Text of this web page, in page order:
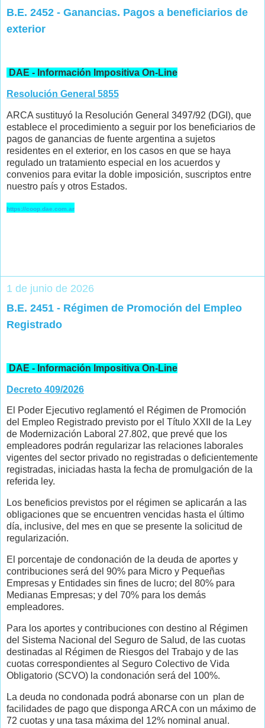
B.E. 2452 - Ganancias. Pagos a beneficiarios de
exterior
DAE - Información Impositiva On-Line
Resolución General 5855
ARCA sustituyó la Resolución General 3497/92 (DGI), que
establece el procedimiento a seguir por los beneficiarios de
pagos de ganancias de fuente argentina a sujetos
residentes en el exterior, en los casos en que se haya
regulado un tratamiento especial en los acuerdos y
convenios para evitar la doble imposición, suscriptos entre
nuestro país y otros Estados.
https://coop.dae.com.ar
1 de junio de 2026
B.E. 2451 - Régimen de Promoción del Empleo
Registrado
DAE - Información Impositiva On-Line
Decreto 409/2026
El Poder Ejecutivo reglamentó el Régimen de Promoción
del Empleo Registrado previsto por el Título XXII de la Ley
de Modernización Laboral 27.802, que prevé que los
empleadores podrán regularizar las relaciones laborales
vigentes del sector privado no registradas o deficientemente
registradas, iniciadas hasta la fecha de promulgación de la
referida ley.
Los beneficios previstos por el régimen se aplicarán a las
obligaciones que se encuentren vencidas hasta el último
día, inclusive, del mes en que se presente la solicitud de
regularización.
El porcentaje de condonación de la deuda de aportes y
contribuciones será del 90% para Micro y Pequeñas
Empresas y Entidades sin fines de lucro; del 80% para
Medianas Empresas; y del 70% para los demás
empleadores.
Para los aportes y contribuciones con destino al Régimen
del Sistema Nacional del Seguro de Salud, de las cuotas
destinadas al Régimen de Riesgos del Trabajo y de las
cuotas correspondientes al Seguro Colectivo de Vida
Obligatorio (SCVO) la condonación será del 100%.
La deuda no condonada podrá abonarse con un plan de
facilidades de pago que disponga ARCA con un máximo de
72 cuotas y una tasa máxima del 12% nominal anual.